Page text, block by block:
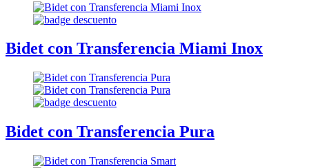
Bidet con Transferencia Miami Inox
Bidet con Transferencia Pura